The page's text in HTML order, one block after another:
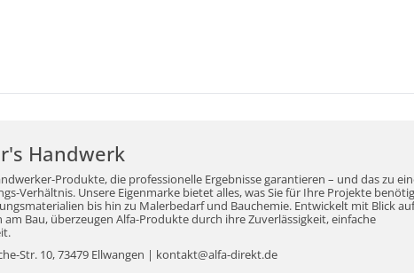
Handwerk
Produkte, die professionelle Ergebnisse garantieren – und das zu
Verhältnis. Unsere Eigenmarke bietet alles, was Sie für Ihre Projekte
bis hin zu Malerbedarf und Bauchemie. Entwickelt mit Blick
Bau, überzeugen Alfa-Produkte durch ihre Zuverlässigkeit, einfache
Str. 10, 73479 Ellwangen | kontakt@alfa-direkt.de